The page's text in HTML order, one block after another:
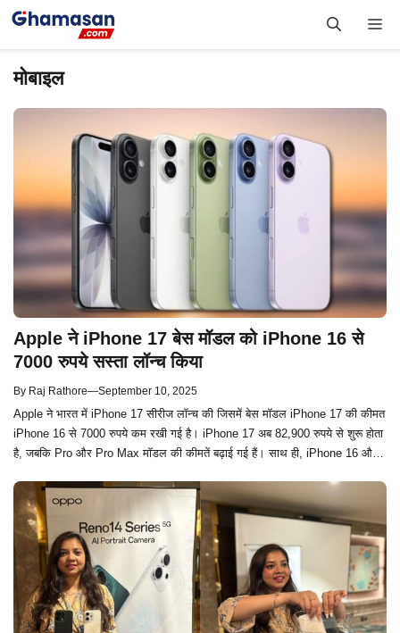
Skip
मोबाइल
Apple ने iPhone 17 बेस मॉडल को iPhone 16 से
7000 रुपये सस्ता लॉन्च किया
By Raj Rathore—September 10, 2025
Apple ने भारत में iPhone 17 सीरीज लॉन्च की जिसमें बेस मॉडल iPhone 17 की कीमत
iPhone 16 से 7000 रुपये कम रखी गई है। iPhone 17 अब 82,900 रुपये से शुरू होता
है, जबकि Pro और Pro Max मॉडल की कीमतें बढ़ाई गई हैं। साथ ही, iPhone 16 और